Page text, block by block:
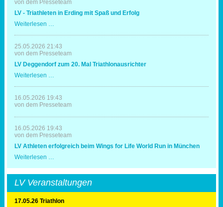
von dem Presseteam
LV - Triathleten in Erding mit Spaß und Erfolg
Weiterlesen …
Triathleten
in
Erding
Spaß
Erfolg
25.05.2026 21:43
von dem Presseteam
LV Deggendorf zum 20. Mal Triathlonausrichter
Weiterlesen …
zum
20.
Mal
16.05.2026 19:43
von dem Presseteam
16.05.2026 19:43
von dem Presseteam
LV Athleten erfolgreich beim Wings for Life World Run in München
Weiterlesen …
beim
Wings
for
Life
LV Veranstaltungen
17.05.26 Triathlon